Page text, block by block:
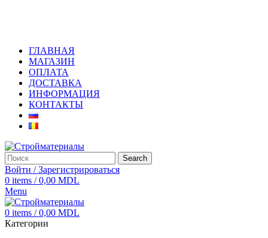
ГЛАВНАЯ
МАГАЗИН
ОПЛАТА
ДОСТАВКА
ИНФОРМАЦИЯ
КОНТАКТЫ
Search
Войти / Зарегистрироваться
0 items / 0,00 MDL
Menu
0 items / 0,00 MDL
Категории